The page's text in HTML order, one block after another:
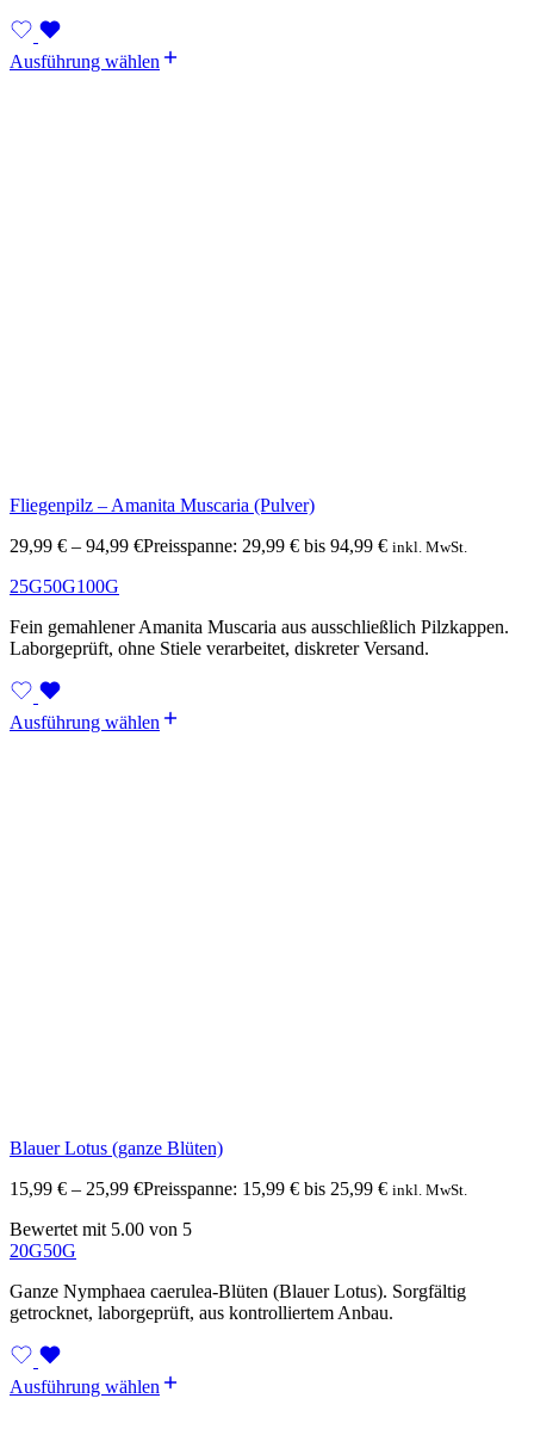
Ausführung wählen
Fliegenpilz – Amanita Muscaria (Pulver)
29,99 € – 94,99 €Preisspanne: 29,99 € bis 94,99 € inkl. MwSt.
25G50G100G
Fein gemahlener Amanita Muscaria aus ausschließlich Pilzkappen.
Laborgeprüft, ohne Stiele verarbeitet, diskreter Versand.
Ausführung wählen
Blauer Lotus (ganze Blüten)
15,99 € – 25,99 €Preisspanne: 15,99 € bis 25,99 € inkl. MwSt.
Bewertet mit 5.00 von 5
20G50G
Ganze Nymphaea caerulea-Blüten (Blauer Lotus). Sorgfältig
getrocknet, laborgeprüft, aus kontrolliertem Anbau.
Ausführung wählen